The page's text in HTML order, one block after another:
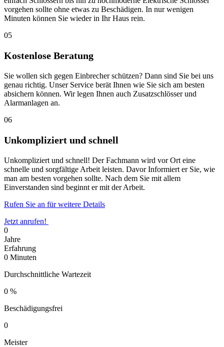
vorgehen sollte ohne etwas zu Beschädigen. In nur wenigen
Minuten können Sie wieder in Ihr Haus rein.
05
Kostenlose Beratung
Sie wollen sich gegen Einbrecher schützen? Dann sind Sie bei uns
genau richtig. Unser Service berät Ihnen wie Sie sich am besten
absichern können. Wir legen Ihnen auch Zusatzschlösser und
Alarmanlagen an.
06
Unkompliziert und schnell
Unkompliziert und schnell! Der Fachmann wird vor Ort eine
schnelle und sorgfältige Arbeit leisten. Davor Informiert er Sie, wie
man am besten vorgehen sollte. Nach dem Sie mit allem
Einverstanden sind beginnt er mit der Arbeit.
Rufen Sie an für weitere Details
Jetzt anrufen!
0
Jahre
Erfahrung
0 Minuten
Durchschnittliche Wartezeit
0 %
Beschädigungsfrei
0
Meister